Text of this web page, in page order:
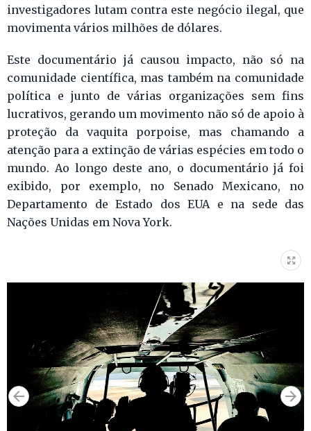
investigadores lutam contra este negócio ilegal, que
movimenta vários milhões de dólares.
Este documentário já causou impacto, não só na
comunidade científica, mas também na comunidade
política e junto de várias organizações sem fins
lucrativos, gerando um movimento não só de apoio à
proteção da vaquita porpoise, mas chamando a
atenção para a extinção de várias espécies em todo o
mundo. Ao longo deste ano, o documentário já foi
exibido, por exemplo, no Senado Mexicano, no
Departamento de Estado dos EUA e na sede das
Nações Unidas em Nova York.